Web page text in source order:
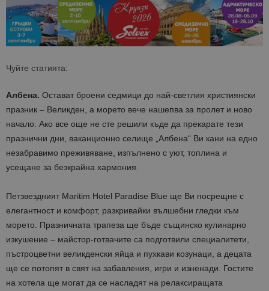
Чуйте статията:
Албена. Остават броени седмици до най-светлия християнски
празник – Великден, а морето вече нашепва за пролет и ново
начало. Ако все още не сте решили къде да прекарате тези
празнични дни, ваканционно селище „Албена“ Ви кани на едно
незабравимо преживяване, изпълнено с уют, топлина и
усещане за безкрайна хармония.
Петзвездният Maritim Hotel Paradise Blue ще Ви посрещне с
елегантност и комфорт, разкривайки вълшебни гледки към
морето. Празничната трапеза ще бъде същинско кулинарно
изкушение – майстор-готвачите са подготвили специалитети,
пъстроцветни великденски яйца и пухкави козунаци, а децата
ще се потопят в свят на забавления, игри и изненади. Гостите
на хотела ще могат да се насладят на релаксиращата